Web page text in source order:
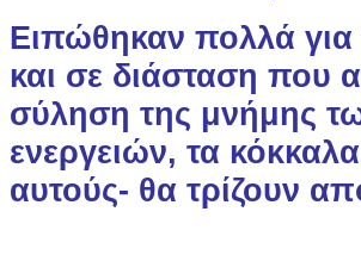
Ειπώθηκαν πολλά
και σε διάσταση που
σύληση της μνήμης
ενεργειών, τα
αυτούς- θα τρίζουν